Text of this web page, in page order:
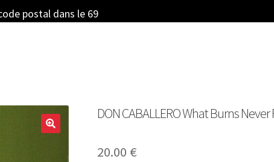
postal dans le 69
DON CABALLERO What Burns
20.00 €